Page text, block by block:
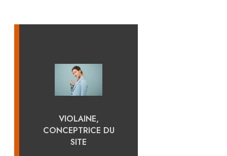
VIOLAINE,
CONCEPTRICE DU
SITE